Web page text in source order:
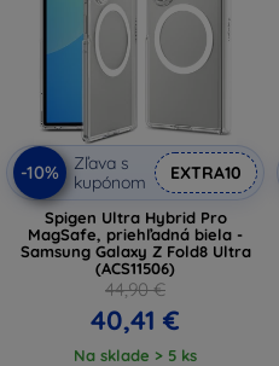
-10%
Zľava s
kupónom
EXTRA10
Spigen Ultra Hybrid Pro
MagSafe, priehľadná biela -
Samsung Galaxy Z Fold8 Ultra
(ACS11506)
44,90 €
40,41 €
Na sklade > 5 ks